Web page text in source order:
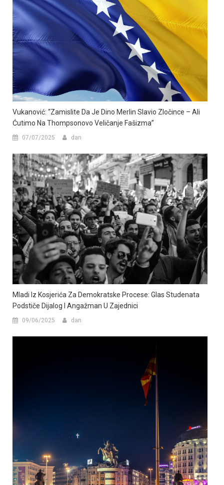
Vukanović: “Zamislite Da Je Dino Merlin Slavio Zločince – Ali
Ćutimo Na Thompsonovo Veličanje Fašizma”
07/07/2025 dan
Mladi Iz Kosjerića Za Demokratske Procese: Glas Studenata
Podstiče Dijalog I Angažman U Zajednici
09/06/2025 dan